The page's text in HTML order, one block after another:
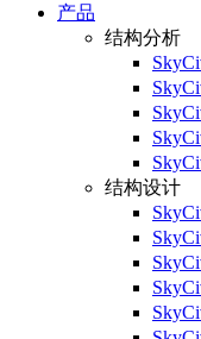
产品
结构分析
结构设计